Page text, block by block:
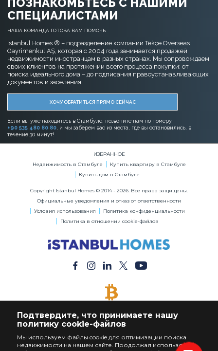
СПЕЦИАЛИСТАМИ
НАША КОМАНДА ГОТОВА ВАМ ПОМОЧЬ
Istanbul Homes ® – подразделение компании Tekçe Overseas
Gayrimenkul AŞ, которая с 2004 года занимается продажей
недвижимости иностранцам в разных странах. Мы сопровождаем
своих клиентов на протяжении всего процесса покупки: от
поиска идеального дома – до подписания правоустанавливающих
документов и заселения.
ХОЧУ ОБРАТИТЬСЯ ПРЯМО СЕЙЧАС
Если вы уже находитесь в Стамбуле, позвоните нам по номеру
+90 535 480 80 80, и мы заберем вас из места, где вы остановились, в
течение 30 минут!
ИЗБРАННОЕ
Недвижимость в Стамбуле
Купить квартиру в Стамбуле
Купить дом в Стамбуле
Copyright Istanbul Homes © 2014 - 2026. Все права защищены.
Официальные уведомления и отказ от ответственности
Условия использования
Политика конфиденциальности
Политика в отношении cookie-файлов
Купите Любую Недвижимость за Биткойны
Подтвердите, что принимаете нашу
политику cookie-файлов
Мы используем файлы cookie для оптимизации поиска
недвижимости на нашем сайте. Продолжая использовать